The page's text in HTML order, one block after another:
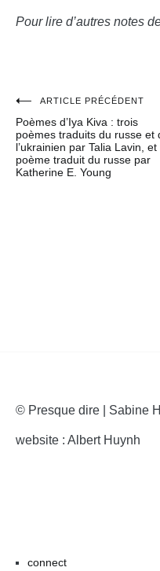
Pour lire d’autres notes
Navigation
de
l’article
ARTICLE PRÉCÉDENT
Poèmes d’Iya Kiva : trois
poèmes traduits du russe et
l’ukrainien par Talia Lavin, et
poème traduit du russe par
Katherine E. Young
© Presque dire | Sabine
website : Albert Huynh
connect